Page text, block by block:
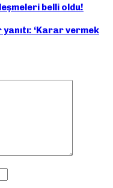
belli oldu!
‘Karar vermek